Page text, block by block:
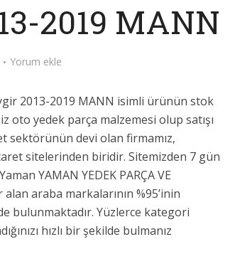
2019 MANN
Yorum ekle
2013-2019 MANN isimli ürünün stok
oto yedek parça malzemesi olup satışı
sektörünün devi olan firmamız,
sitelerinden biridir. Sitemizden 7 gün
YAMAN YEDEK PARÇA VE
araba markalarının %95’inin
bulunmaktadır. Yüzlerce kategori
hızlı bir şekilde bulmanız